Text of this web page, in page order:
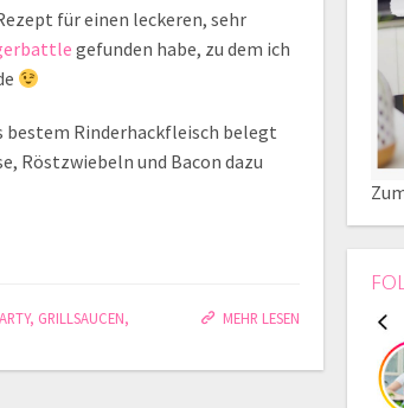
für einen leckeren, sehr
gefunden habe, zu dem ich
Rinderhackfleisch belegt
Röstzwiebeln und Bacon dazu
MEHR LESEN
, GRILLSAUCEN,